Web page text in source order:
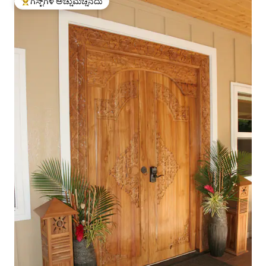
ಗೆಸ್ಟ್‌ಗಳಿಗೆ ಅತಿ ಹೆಚ್ಚು ಅಚ್ಚುಮೆಚ್ಚಿನದು